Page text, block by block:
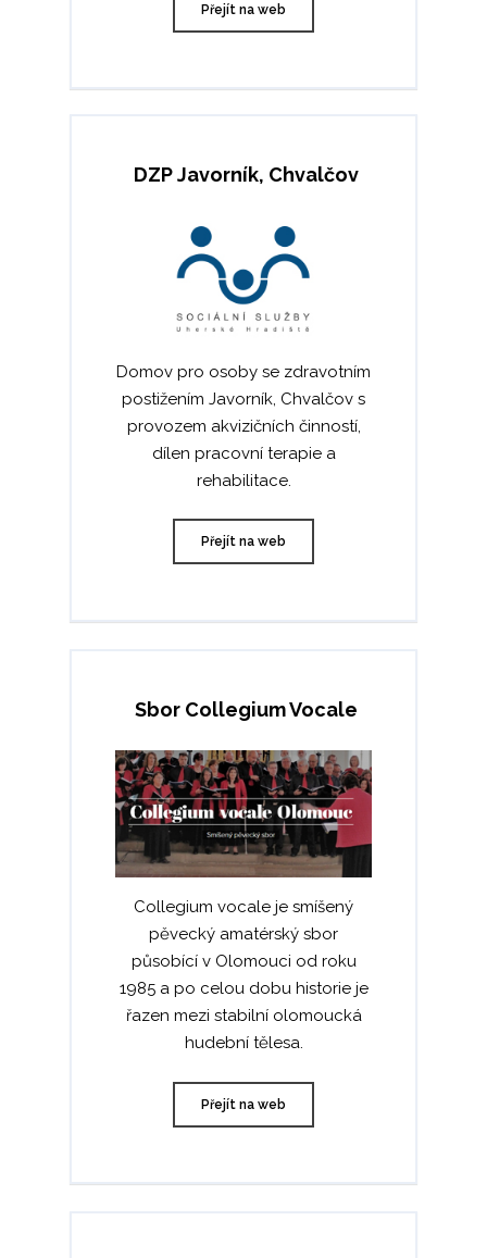
Přejít na web
DZP Javorník, Chvalčov
Domov pro osoby se zdravotním
postižením Javorník, Chvalčov s
provozem akvizičních činností,
dílen pracovní terapie a
rehabilitace.
Přejít na web
Sbor Collegium Vocale
Collegium vocale je smíšený
pěvecký amatérský sbor
působící v Olomouci od roku
1985 a po celou dobu historie je
řazen mezi stabilní olomoucká
hudební tělesa.
Přejít na web
ITALIANO
FRANÇAIS